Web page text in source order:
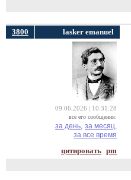
3800 lasker emanuel
09.06.2026 | 10:31:28
все его сообщения:
за день, за месяц,
за все время
цитировать pm